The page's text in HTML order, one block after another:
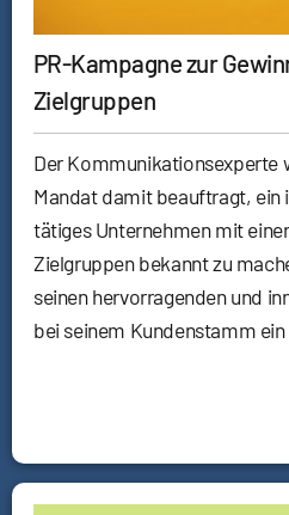
PR-Kampagne zur
Zielgruppen
Der Kommunikationsexperte
Mandat damit beauftragt, ein
tätiges Unternehmen mit
Zielgruppen bekannt zu
seinen hervorragenden und
bei seinem Kundenstamm